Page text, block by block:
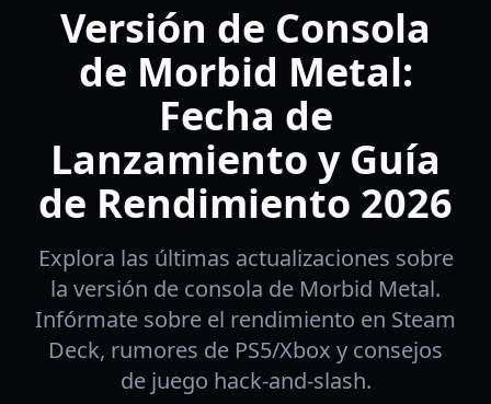
Versión de Consola
de Morbid Metal:
Fecha de
Lanzamiento y Guía
de Rendimiento 2026
Explora las últimas actualizaciones sobre
la versión de consola de Morbid Metal.
Infórmate sobre el rendimiento en Steam
Deck, rumores de PS5/Xbox y consejos
de juego hack-and-slash.